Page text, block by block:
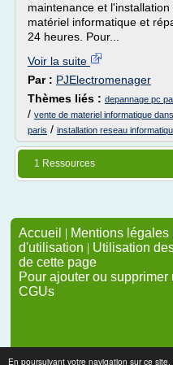
En poursuivant votre navigation sur ce
maintenance et
matériel informatique et
24 heures. Pour...
Voir la suite
Par : PJElectromenager
Thèmes liés : depannage pc
/ vente de materiel informatique
paris / installation reseau
1 Ressources
Accueil | Mentions légales
d'utilisation | Utilisation
de cette page
Pour ajouter ou
CGUs